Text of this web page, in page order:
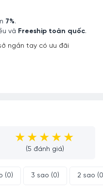
7%.
và Freeship toàn quốc.
ngắn tay có ưu đãi
(5 đánh giá)
4 sao (0) 3 sao (0) 2